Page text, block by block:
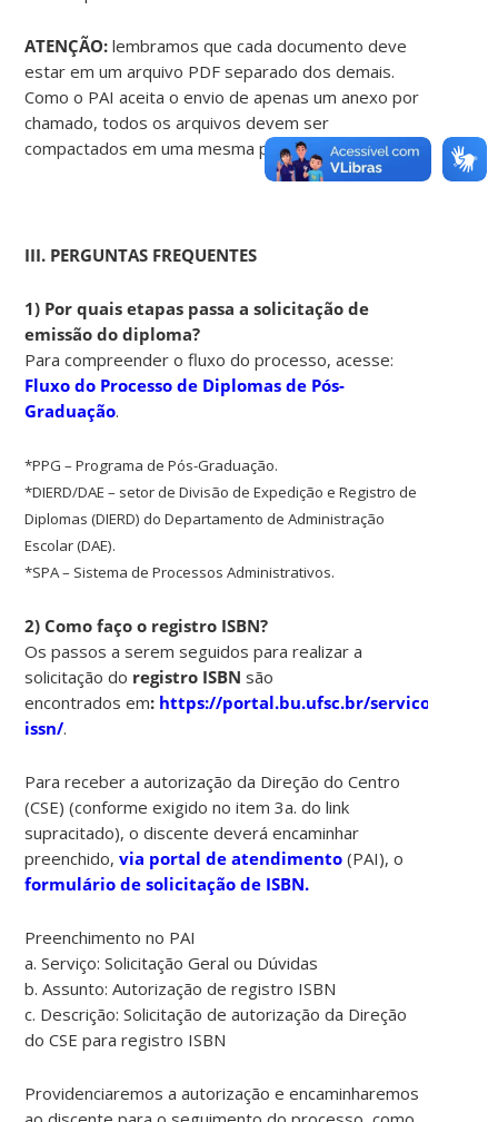
ATENÇÃO:lembramos que cada documento deve
estar em um arquivo PDF separado dos demais.
Como o PAI aceita o envio de apenas um anexo por
chamado, todos os arquivos devem ser
compactados em uma mesma pasta .zip para envio.
III. PERGUNTAS FREQUENTES
1) Por quais etapas passa a solicitação de
emissão do diploma?
Para compreender o fluxo do processo, acesse:
Fluxo do Processo de Diplomas de Pós-
Graduação.
*PPG – Programa de Pós-Graduação.
*DIERD/DAE – setor de Divisão de Expedição e Registro de
Diplomas (DIERD) do Departamento de Administração
Escolar (DAE).
*SPA – Sistema de Processos Administrativos.
2) Como faço o registro ISBN?
Os passos a serem seguidos para realizar a
solicitação do registro ISBN são
encontrados em: https://portal.bu.ufsc.br/servicos/isbn-
issn/.
Para receber a autorização da Direção do Centro
(CSE) (conforme exigido no item 3a. do link
supracitado), o discente deverá encaminhar
preenchido,via portal de atendimento (PAI), o
formulário de solicitação de ISBN.
Preenchimento no PAI
a. Serviço: Solicitação Geral ou Dúvidas
b. Assunto: Autorização de registro ISBN
c. Descrição: Solicitação de autorização da Direção
do CSE para registro ISBN
Providenciaremos a autorização e encaminharemos